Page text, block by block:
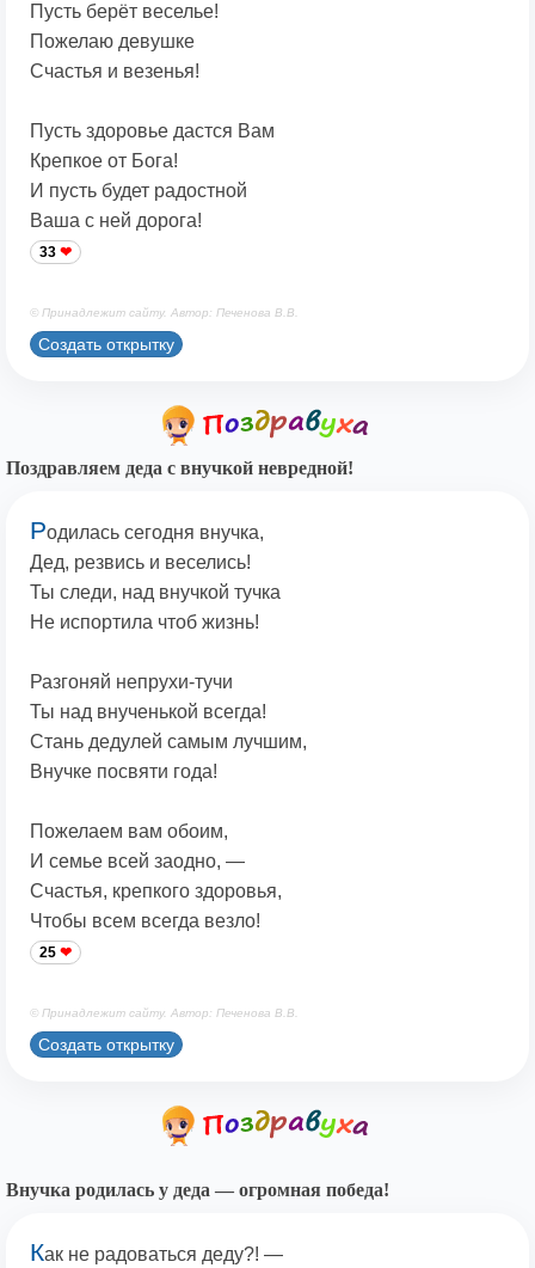
Пусть берёт веселье!
Пожелаю девушке
Счастья и везенья!
Пусть здоровье дастся Вам
Крепкое от Бога!
И пусть будет радостной
Ваша с ней дорога!
33
© Принадлежит сайту. Автор: Печенова В.В.
Создать открытку
Поздравляем деда с внучкой невредной!
Родилась сегодня внучка,
Дед, резвись и веселись!
Ты следи, над внучкой тучка
Не испортила чтоб жизнь!
Разгоняй непрухи-тучи
Ты над внученькой всегда!
Стань дедулей самым лучшим,
Внучке посвяти года!
Пожелаем вам обоим,
И семье всей заодно, —
Счастья, крепкого здоровья,
Чтобы всем всегда везло!
25
© Принадлежит сайту. Автор: Печенова В.В.
Создать открытку
Внучка родилась у деда — огромная победа!
Как не радоваться деду?! —